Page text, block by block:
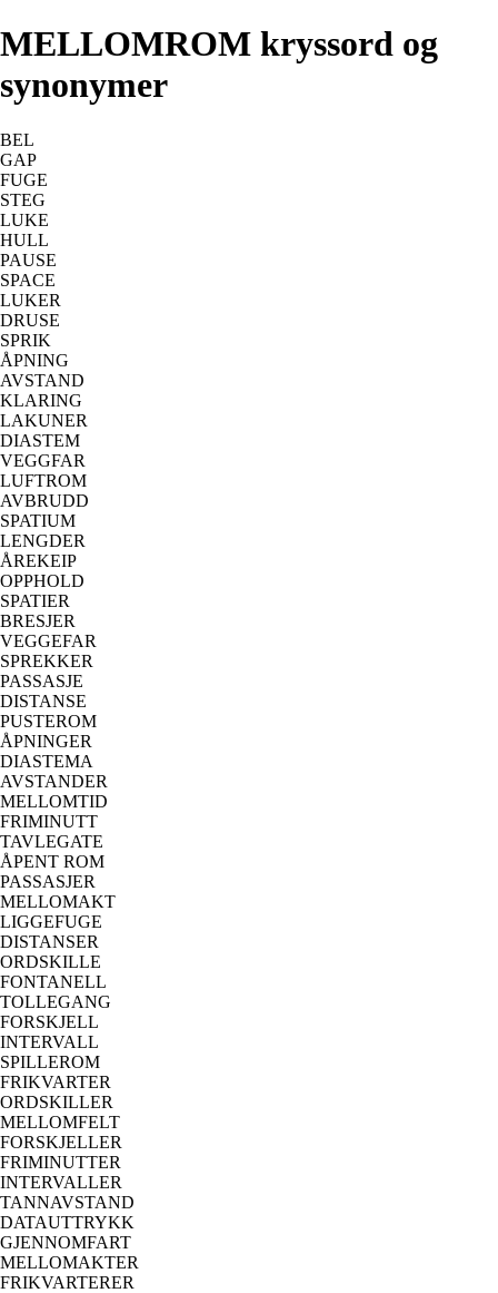
MELLOMROM kryssord og
synonymer
BEL
GAP
FUGE
STEG
LUKE
HULL
PAUSE
SPACE
LUKER
DRUSE
SPRIK
ÅPNING
AVSTAND
KLARING
LAKUNER
DIASTEM
VEGGFAR
LUFTROM
AVBRUDD
SPATIUM
LENGDER
ÅREKEIP
OPPHOLD
SPATIER
BRESJER
VEGGEFAR
SPREKKER
PASSASJE
DISTANSE
PUSTEROM
ÅPNINGER
DIASTEMA
AVSTANDER
MELLOMTID
FRIMINUTT
TAVLEGATE
ÅPENT ROM
PASSASJER
MELLOMAKT
LIGGEFUGE
DISTANSER
ORDSKILLE
FONTANELL
TOLLEGANG
FORSKJELL
INTERVALL
SPILLEROM
FRIKVARTER
ORDSKILLER
MELLOMFELT
FORSKJELLER
FRIMINUTTER
INTERVALLER
TANNAVSTAND
DATAUTTRYKK
GJENNOMFART
MELLOMAKTER
FRIKVARTERER